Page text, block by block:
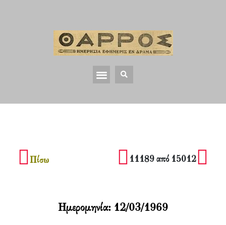
Πίσω 11189 από 15012
Ημερομηνία: 12/03/1969